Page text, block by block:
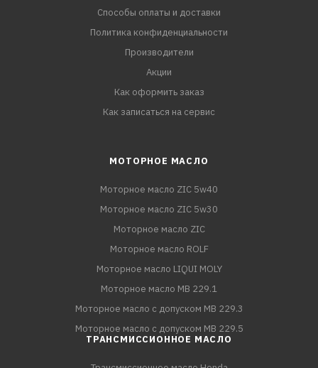
Способы оплаты и доставки
Политика конфиденциальности
Производители
Акции
Как оформить заказ
Как записаться на сервис
МОТОРНОЕ МАСЛО
Моторное масло ZIC 5w40
Моторное масло ZIC 5w30
Моторное масло ZIC
Моторное масло ROLF
Моторное масло LIQUI MOLY
Моторное масло MB 229.1
Моторное масло с допуском MB 229.3
Моторное масло с допуском MB 229.5
ТРАНСМИССИОННОЕ МАСЛО